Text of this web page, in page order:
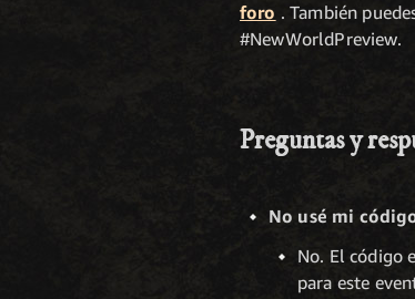
foro . También
#NewWorldPreview.
Preguntas y
No usé mi
No. El código
para este